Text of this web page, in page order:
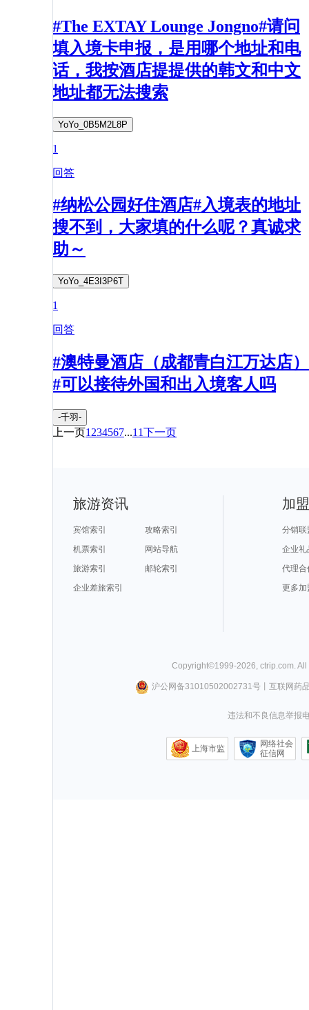
#The EXTAY Lounge Jongno#请问
填入境卡申报，是用哪个地址和电
话，我按酒店提提供的韩文和中文
地址都无法搜索
YoYo_0B5M2L8P
1
回答
#纳松公园好住酒店#入境表的地址
搜不到，大家填的什么呢？真诚求
助～
YoYo_4E3I3P6T
1
回答
#澳特曼酒店（成都青白江万达店）
#可以接待外国和出入境客人吗
-千羽-
上一页1 234567...11下一页
旅游资讯
宾馆索引
攻略索引
机票索引
网站导航
旅游索引
邮轮索引
企业差旅索引
加
分销联
企业礼
代理合
更多加
Copyright©1999-2026, ctrip.com.
沪公网备31010502002731号丨 互联网药
违法和不良信息举报
上海市监
网络社会
征信网